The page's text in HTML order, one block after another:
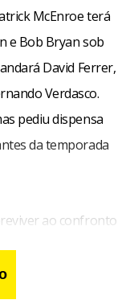
McEnroe terá
e Bob Bryan sob
David Ferrer,
Verdasco.
pediu dispensa
da temporada
ao confronto
carpete coberto
capitão, Mats
em relação ao